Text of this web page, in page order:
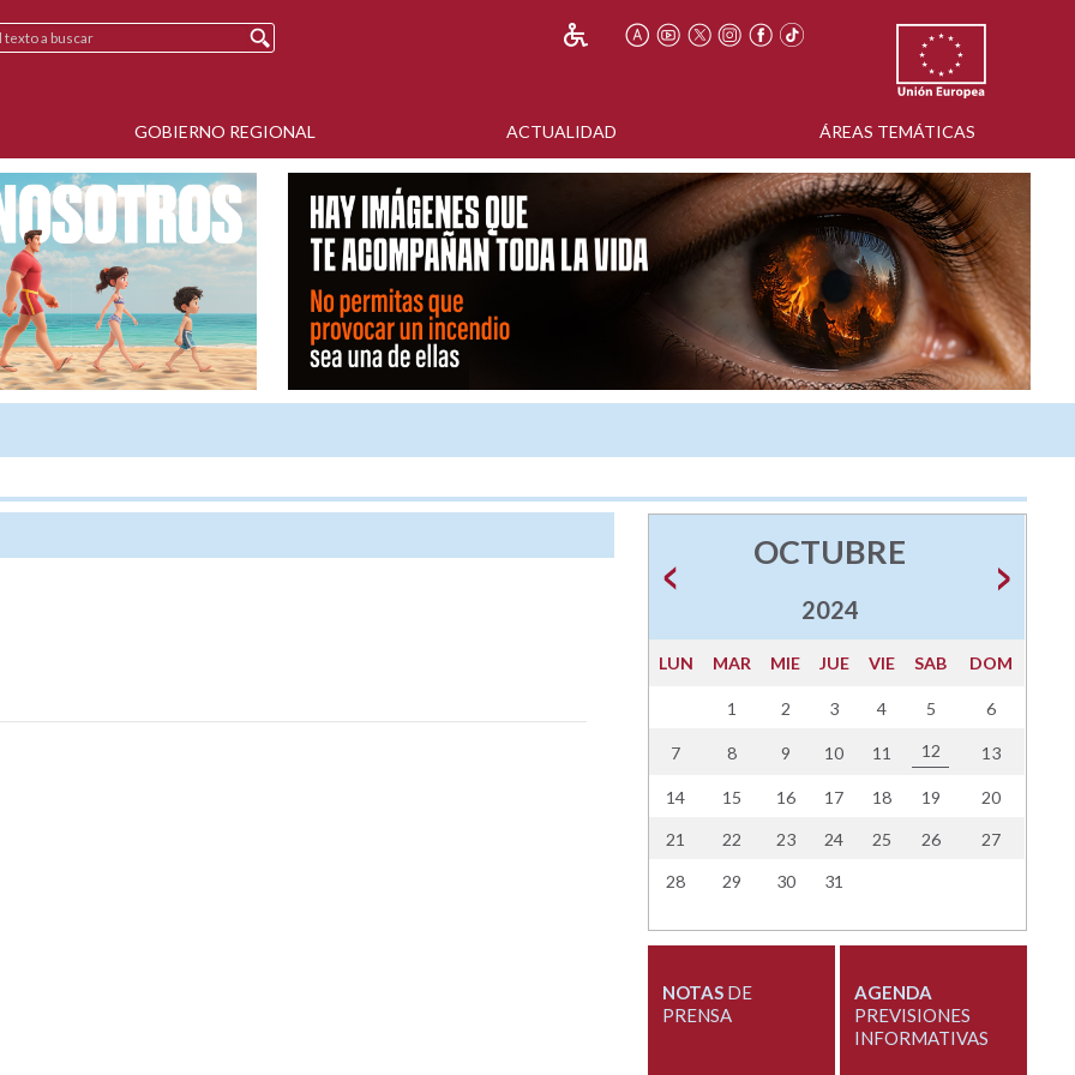
GOBIERNO REGIONAL ACTUALIDAD ÁREAS TEMÁTICAS
OCTUBRE
2024
LUN MAR MIE JUE VIE SAB DOM
1 2 3 4 5 6
7 8 9 10 11 12 13
14 15 16 17 18 19 20
21 22 23 24 25 26 27
28 29 30 31
NOTASDE
PRENSA
AGENDA
PREVISIONES
INFORMATIVAS